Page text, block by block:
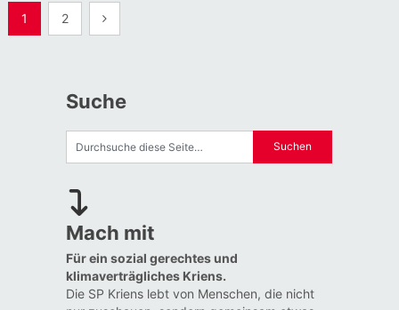
Seitennummerierung
1 2
Suche
Mach mit
Für ein sozial gerechtes und
klimaverträgliches Kriens.
Die SP Kriens lebt von Menschen, die nicht